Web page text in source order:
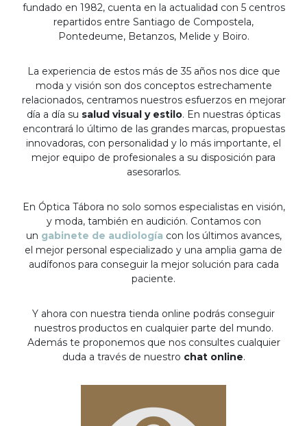
fundado en 1982, cuenta en la actualidad con 5 centros
repartidos entre Santiago de Compostela,
Pontedeume, Betanzos, Melide y Boiro.
La experiencia de estos más de 35 años nos dice que
moda y visión son dos conceptos estrechamente
relacionados, centramos nuestros esfuerzos en mejorar
día a día su salud visual y estilo. En nuestras ópticas
encontrará lo último de las grandes marcas, propuestas
innovadoras, con personalidad y lo más importante, el
mejor equipo de profesionales a su disposición para
asesorarlos.
En Óptica Tábora no solo somos especialistas en visión,
y moda, también en audición. Contamos con
un gabinete de audiología con los últimos avances,
el mejor personal especializado y una amplia gama de
audífonos para conseguir la mejor solución para cada
paciente.
Y ahora con nuestra tienda online podrás conseguir
nuestros productos en cualquier parte del mundo.
Además te proponemos que nos consultes cualquier
duda a través de nuestro chat online.